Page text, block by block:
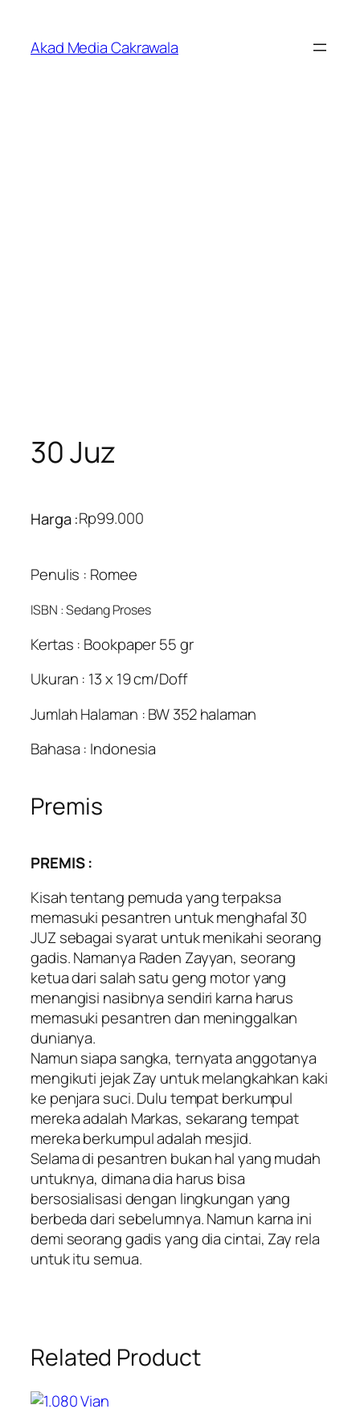
content
Akad Media Cakrawala
30 Juz
Harga :Rp99.000
Penulis : Romee
ISBN : Sedang Proses
Kertas : Bookpaper 55 gr
Ukuran : 13 x 19 cm/Doff
Jumlah Halaman : BW 352 halaman
Bahasa : Indonesia
Premis
PREMIS :
Kisah tentang pemuda yang terpaksa
memasuki pesantren untuk menghafal 30
JUZ sebagai syarat untuk menikahi seorang
gadis. Namanya Raden Zayyan, seorang
ketua dari salah satu geng motor yang
menangisi nasibnya sendiri karna harus
memasuki pesantren dan meninggalkan
dunianya.
Namun siapa sangka, ternyata anggotanya
mengikuti jejak Zay untuk melangkahkan kaki
ke penjara suci. Dulu tempat berkumpul
mereka adalah Markas, sekarang tempat
mereka berkumpul adalah mesjid.
Selama di pesantren bukan hal yang mudah
untuknya, dimana dia harus bisa
bersosialisasi dengan lingkungan yang
berbeda dari sebelumnya. Namun karna ini
demi seorang gadis yang dia cintai, Zay rela
untuk itu semua.
Related Product